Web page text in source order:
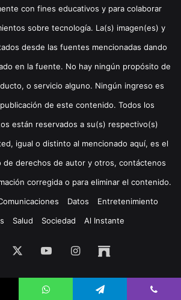
con fines educativos y para colaborar
sobre tecnología. La(s) imagen(es) y
desde las fuentes mencionadas dando
en la fuente. No hay ningún propósito de
o servicio alguno. Ningún ingreso es
de este contenido. Todos los
están reservados a su(s) respectivo(s)
igual o distinto al mencionado aquí, es el
de derechos de autor y otros, contáctenos
corregida o para eliminar el contenido.
Datos
Entretenimiento
Salud Sociedad Al Instante
YouTubeInstagramArchive